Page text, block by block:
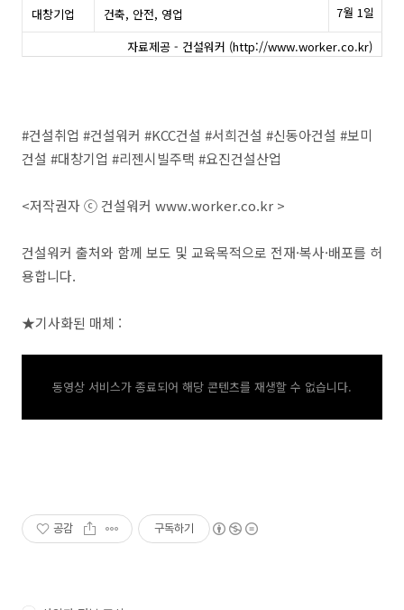
대창기업 건축, 안전, 영업
7월 1일
자료제공 - 건설워커 (http://www.worker.co.kr)
#건설취업 #건설워커 #KCC건설 #서희건설 #신동아건설 #보미
건설 #대창기업 #리젠시빌주택 #요진건설산업
<저작권자 ⓒ 건설워커 www.worker.co.kr >
건설워커 출처와 함께 보도 및 교육목적으로 전재·복사·배포를 허
용합니다.
★기사화된 매체 :
동영상 서비스가 종료되어 해당 콘텐츠를 재생할 수 없습니다.
공감 구독하기